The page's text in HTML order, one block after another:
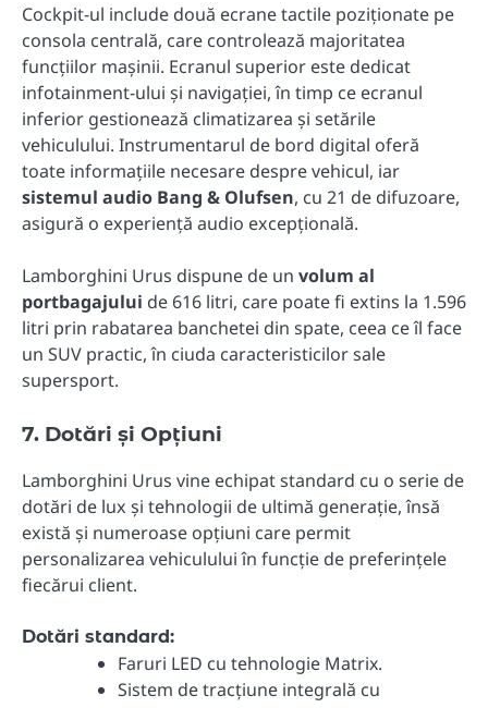
Cockpit-ul include două ecrane tactile poziționate pe
consola centrală, care controlează majoritatea
funcțiilor mașinii. Ecranul superior este dedicat
infotainment-ului și navigației, în timp ce ecranul
inferior gestionează climatizarea și setările
vehiculului. Instrumentarul de bord digital oferă
toate informațiile necesare despre vehicul, iar
sistemul audio Bang & Olufsen, cu 21 de difuzoare,
asigură o experiență audio excepțională.
Lamborghini Urus dispune de un volum al
portbagajului de 616 litri, care poate fi extins la 1.596
litri prin rabatarea banchetei din spate, ceea ce îl face
un SUV practic, în ciuda caracteristicilor sale
supersport.
7. Dotări și Opțiuni
Lamborghini Urus vine echipat standard cu o serie de
dotări de lux și tehnologii de ultimă generație, însă
există și numeroase opțiuni care permit
personalizarea vehiculului în funcție de preferințele
fiecărui client.
Dotări standard:
Faruri LED cu tehnologie Matrix.
Sistem de tracțiune integrală cu